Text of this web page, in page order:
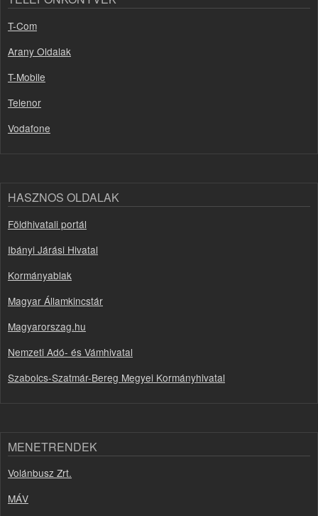
T-Com
Arany Oldalak
T-Mobile
Telenor
Vodafone
HASZNOS OLDALAK
Földhivatali portál
Ibányi Járási Hivatal
Kormányablak
Magyar Államkincstár
Magyarorszag.hu
Nemzeti Adó- és Vámhivatal
Szabolcs-Szatmár-Bereg Megyei Kormányhivatal
MENETRENDEK
Volánbusz Zrt.
MÁV